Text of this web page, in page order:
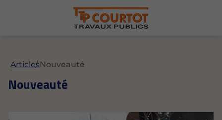
ArticlesNouveauté
Nouveauté